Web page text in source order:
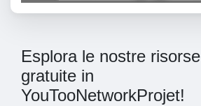
Esplora le nostre risorse
gratuite in
YouTooNetworkProjet!